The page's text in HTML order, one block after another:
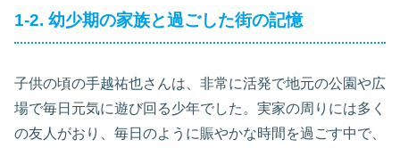
1-2. 幼少期の家族と過ごした街の記憶
子供の頃の手越祐也さんは、非常に活発で地元の公園や広
場で毎日元気に遊び回る少年でした。実家の周りには多く
の友人がおり、毎日のように賑やかな時間を過ごす中で、